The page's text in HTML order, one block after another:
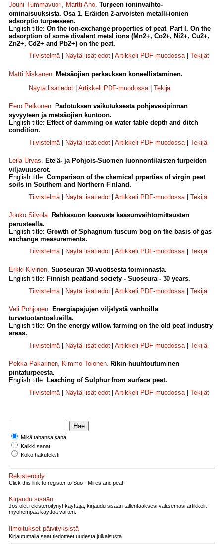
Jouni Tummavuori, Martti Aho. Turpeen ioninvaihto-
ominaisuuksista. Osa 1. Eräiden 2-arvoisten metalli-ionien
adsorptio turpeeseen.
English title: On the ion-exchange properties of peat. Part I. On the
adsorption of some divalent metal ions (Mn2+, Co2+, Ni2+, Cu2+,
Zn2+, Cd2+ and Pb2+) on the peat.
Tiivistelmä| Näytä lisätiedot Artikkeli PDF-muodossa| Tekijät
Matti Niskanen. Metsäojien perkauksen koneellistaminen.
Näytä lisätiedot
Artikkeli PDF-muodossa| Tekijä
Eero Pelkonen. Padotuksen vaikutuksesta pohjavesipinnan
syvyyteen ja metsäojien kuntoon.
English title: Effect of damming on water table depth and ditch
condition.
Tiivistelmä| Näytä lisätiedot Artikkeli PDF-muodossa| Tekijä
Leila Urvas. Etelä- ja Pohjois-Suomen luonnontilaisten turpeiden
viljavuuserot.
English title: Comparison of the chemical prperties of virgin peat
soils in Southern and Northern Finland.
Tiivistelmä| Näytä lisätiedot Artikkeli PDF-muodossa| Tekijä
Jouko Silvola. Rahkasuon kasvusta kaasunvaihtomittausten
perusteella.
English title: Growth of Sphagnum fuscum bog on the basis of gas
exchange measurements.
Tiivistelmä| Näytä lisätiedot Artikkeli PDF-muodossa| Tekijä
Erkki Kivinen. Suoseuran 30-vuotisesta toiminnasta.
English title: Finnish peatland society - Suoseura - 30 years.
Tiivistelmä| Näytä lisätiedot Artikkeli PDF-muodossa| Tekijä
Veli Pohjonen. Energiapajujen viljelystä vanhoilla
turvetuotantoalueilla.
English title: On the energy willow farming on the old peat industry
areas.
Tiivistelmä| Näytä lisätiedot Artikkeli PDF-muodossa| Tekijä
Pekka Pakarinen, Kimmo Tolonen. Rikin huuhtoutuminen
pintaturpeesta.
English title: Leaching of Sulphur from surface peat.
Tiivistelmä| Näytä lisätiedot Artikkeli PDF-muodossa| Tekijät
Mikä tahansa sana
Kaikki sanat
Koko hakuteksti
Rekisteröidy
Click this link to register to Suo - Mires and peat.
Kirjaudu sisään
Jos olet rekisteröitynyt käyttäjä, kirjaudu sisään tallentaaksesi valitsemasi artikkelit
myöhempää käyttöä varten.
Ilmoitukset päivityksistä
Kirjautumalla saat tiedotteet uudesta julkaisusta